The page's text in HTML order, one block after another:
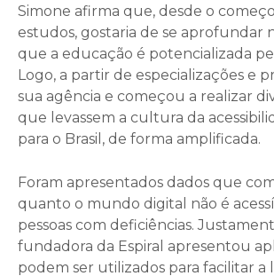
Simone afirma que, desde o
estudos, gostaria de se aprofundar
que a educação é potencializada
Logo, a partir de especializações e
sua agência e começou a realizar
que levassem a cultura da
para o Brasil, de forma amplificada.
Foram apresentados dados que
quanto o mundo digital não é
pessoas com deficiências.
fundadora da Espiral apresentou
podem ser utilizados para facilitar a